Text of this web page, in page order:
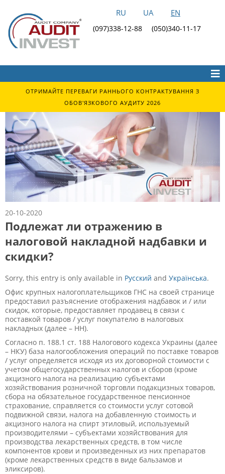
RU UA EN
(097)338-12-88 (050)340-11-17
ОТРИМАЙТЕ ПЕРЕВАГИ РАННЬОГО КОНТРАКТУВАННЯ З
ОБОВ'ЯЗКОВОГО АУДИТУ 2026
20-10-2020
Подлежат ли отражению в
налоговой накладной надбавки и
скидки?
Sorry, this entry is only available in Русский and Українська.
Офис крупных налогоплательщиков ГНС на своей странице
предоставил разъяснение отображения надбавок и / или
скидок, которые, предоставляет продавец в связи с
поставкой товаров / услуг покупателю в налоговых
накладных (далее – НН).
Согласно п. 188.1 ст. 188 Налогового кодекса Украины (далее
– НКУ) база налогообложения операций по поставке товаров
/ услуг определяется исходя из их договорной стоимости с
учетом общегосударственных налогов и сборов (кроме
акцизного налога на реализацию субъектами
хозяйствования розничной торговли подакцизных товаров,
сбора на обязательное государственное пенсионное
страхование, справляется со стоимости услуг сотовой
подвижной связи, налога на добавленную стоимость и
акцизного налога на спирт этиловый, используемый
производителями – субъектами хозяйствования для
производства лекарственных средств, в том числе
компонентов крови и произведенных из них препаратов
(кроме лекарственных средств в виде бальзамов и
эликсиров).